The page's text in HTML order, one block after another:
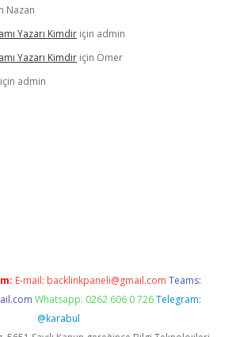
Nazan
Yazarı Kimdir için admin
Yazarı Kimdir için Ömer
için admin
E-mail: backlinkpaneli@gmail.com Teams:
Whatsapp: 0262 606 0 726 Telegram:
@karabul